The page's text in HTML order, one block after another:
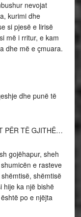
nevojat
kurimi dhe
si pjesë e lirisë
më i rritur, e kam
dhe më e çmuara.
dhe punë të
PËR TË GJITHË…
gojëhapur, sheh
e rasteve
shëmtisë
hije ka një bishë
po e njëjta